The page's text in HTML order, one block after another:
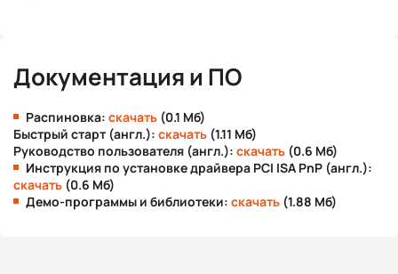
Документация и ПО
Распиновка: скачать (0.1 Мб)
Быстрый старт (англ.): скачать (1.11 Мб)
Руководство пользователя (англ.): скачать (0.6 Мб)
Инструкция по установке драйвера PCI ISA PnP (англ.):
скачать (0.6 Мб)
Демо-программы и библиотеки: скачать (1.88 Мб)